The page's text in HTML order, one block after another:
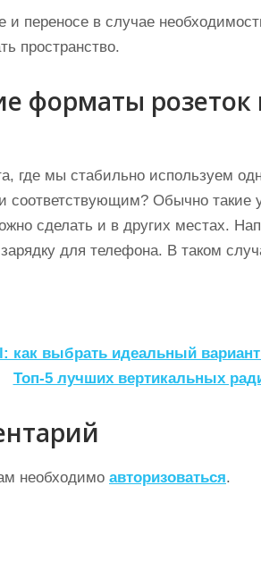
и переносе в случае
пространство.
форматы розеток
где мы стабильно используем
соответствующим? Обычно такие
сделать и в других местах.
для телефона. В таком
как выбрать идеальный
Топ-5 лучших вертикальных
необходимо авторизоваться.